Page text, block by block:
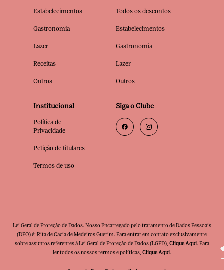
Estabelecimentos
Gastronomia
Lazer
Receitas
Outros
Todos os descontos
Estabelecimentos
Gastronomia
Lazer
Outros
Institucional
Política de
Privacidade
Petição de titulares
Termos de uso
Siga o Clube
Lei Geral de Proteção de Dados. Nosso Encarregado pelo tratamento de Dados Pessoais
(DPO) é: Rita de Cacia de Medeiros Guerim. Para entrar em contato exclusivamente
sobre assuntos referentes à Lei Geral de Proteção de Dados (LGPD), Clique Aqui. Para
ler todos os nossos termos e políticas, Clique Aqui.